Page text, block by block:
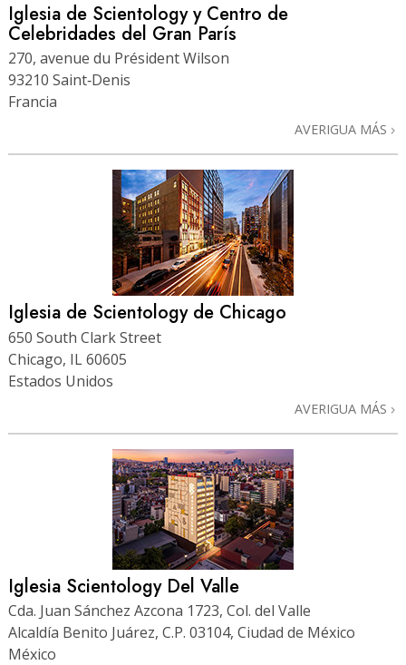
Iglesia de Scientology y Centro de
Celebridades del Gran París
270, avenue du Président Wilson
93210 Saint‑Denis
Francia
AVERIGUA MÁS
Iglesia de Scientology de Chicago
650 South Clark Street
Chicago, IL 60605
Estados Unidos
AVERIGUA MÁS
Iglesia Scientology Del Valle
Cda. Juan Sánchez Azcona 1723, Col. del Valle
Alcaldía Benito Juárez, C.P. 03104, Ciudad de México
México